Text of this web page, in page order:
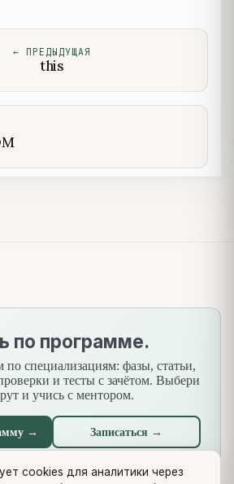
← ПРЕДЫДУЩАЯ
this
по программе.
по специализациям: фазы, статьи,
и тесты с зачётом. Выбери
и учись с ментором.
→ Записаться →
cookies для аналитики через